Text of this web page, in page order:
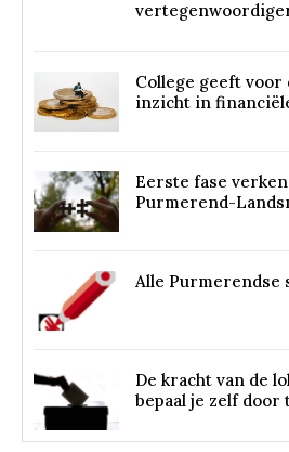
College geeft voor
inzicht in
Eerste fase
Purmerend-
Alle Purmerendse
De kracht van de
bepaal je zelf door